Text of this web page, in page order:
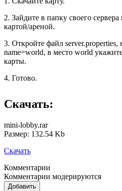
2. Зайдите в папку своего сервера
картой/ареной.
3. Откройте файл server.properties,
name=world, в место world
карты.
4. Готово.
Скачать:
mini-lobby.rar
Размер: 132.54 Kb
Скачать
Комментарии
Комментарии модерируются
Добавить